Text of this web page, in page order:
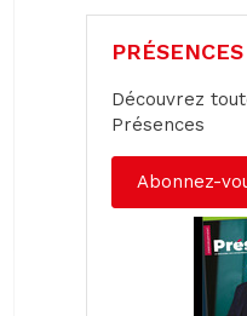
PRÉSENCES
Découvrez
Présences
Abonnez-